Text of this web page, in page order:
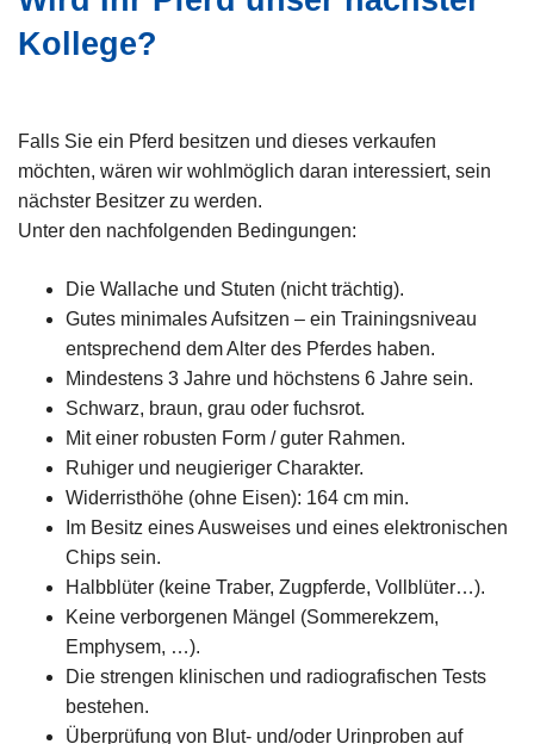
z
e
Kollege?
Falls Sie ein Pferd besitzen und dieses verkaufen
möchten, wären wir wohlmöglich daran interessiert, sein
nächster Besitzer zu werden.
Unter den nachfolgenden Bedingungen:
Die Wallache und Stuten (nicht trächtig).
Gutes minimales Aufsitzen – ein Trainingsniveau
entsprechend dem Alter des Pferdes haben.
Mindestens 3 Jahre und höchstens 6 Jahre sein.
Schwarz, braun, grau oder fuchsrot.
Mit einer robusten Form / guter Rahmen.
Ruhiger und neugieriger Charakter.
Widerristhöhe (ohne Eisen): 164 cm min.
Im Besitz eines Ausweises und eines elektronischen
Chips sein.
Halbblüter (keine Traber, Zugpferde, Vollblüter…).
Keine verborgenen Mängel (Sommerekzem,
Emphysem, …).
Die strengen klinischen und radiografischen Tests
bestehen.
Überprüfung von Blut- und/oder Urinproben auf